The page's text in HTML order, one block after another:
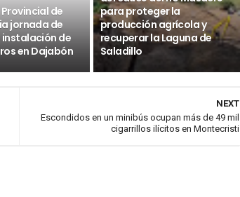
de
jornada de
de
en Dajabón
para proteger la
producción agrícola y
recuperar la Laguna de
Saladillo
NEXT
Escondidos en un minibús ocupan más de 49 mil
cigarrillos ilícitos en Montecristi